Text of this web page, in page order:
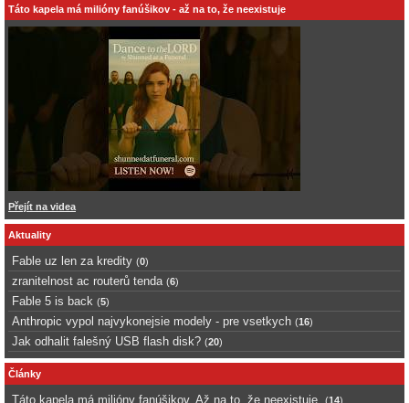
Táto kapela má milióny fanúšikov - až na to, že neexistuje
Přejít na videa
Aktuality
Fable uz len za kredity (0)
zranitelnost ac routerů tenda (6)
Fable 5 is back (5)
Anthropic vypol najvykonejsie modely - pre vsetkych (16)
Jak odhalit falešný USB flash disk? (20)
Články
Táto kapela má milióny fanúšikov. Až na to, že neexistuje. (14)